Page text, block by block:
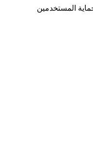
المستخدمين